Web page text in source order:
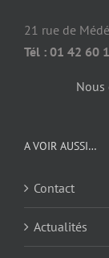
21 rue de
Tél : 01 42 60
Nous
A VOIR AUSSI…
Contact
Actualités